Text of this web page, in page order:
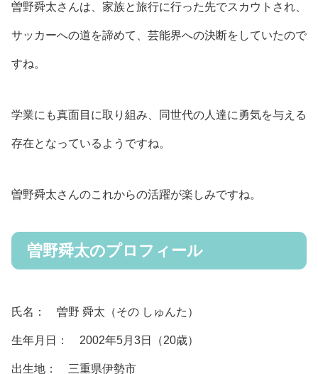
曽野舜太さんは、家族と旅行に行った先でスカウトされ、
サッカーへの道を諦めて、芸能界への決断をしていたので
すね。
学業にも真面目に取り組み、同世代の人達に勇気を与える
存在となっているようですね。
曽野舜太さんのこれからの活躍が楽しみですね。
曽野舜太のプロフィール
氏名： 曽野 舜太（その しゅんた）
生年月日： 2002年5月3日（20歳）
出生地： 三重県伊勢市